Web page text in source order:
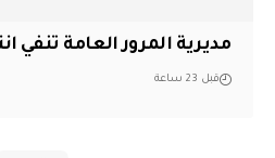
مديرية المرور العامة تنفي
قبل 23 ساعة